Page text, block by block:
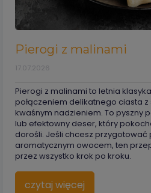
Pierogi z malinami
17.07.2026
Pierogi z malinami to letnia
połączeniem delikatnego ciasta z
kwaśnym nadzieniem. To pyszny
lub efektowny deser, który
dorośli. Jeśli chcesz przygotować
aromatycznym owocem, ten
przez wszystko krok po kroku.
czytaj więcej